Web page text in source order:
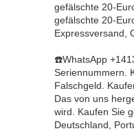
gefälschte 20-
gefälschte 20-
Expressversand,
☎️WhatsApp
Seriennummern.
Falschgeld.
Das von uns
wird. Kaufen Sie
Deutschland,